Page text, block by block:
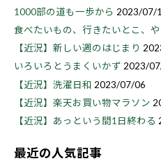
1000部の道も一歩から 2023/07/
食べたいもの、行きたいとこ、
【近況】新しい週のはじまり
いろいろとうまくいかず 2023/
【近況】洗濯日和 2023/07/06
【近況】楽天お買い物マラソン
【近況】あっという間1日終わる
最近の人気記事